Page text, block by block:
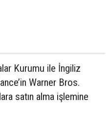
Kurumu ile İngiliz
Warner Bros.
satın alma işlemine